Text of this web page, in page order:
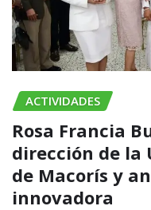
ACTIVIDADES
Rosa Francia
dirección de la
de Macorís y
innovadora